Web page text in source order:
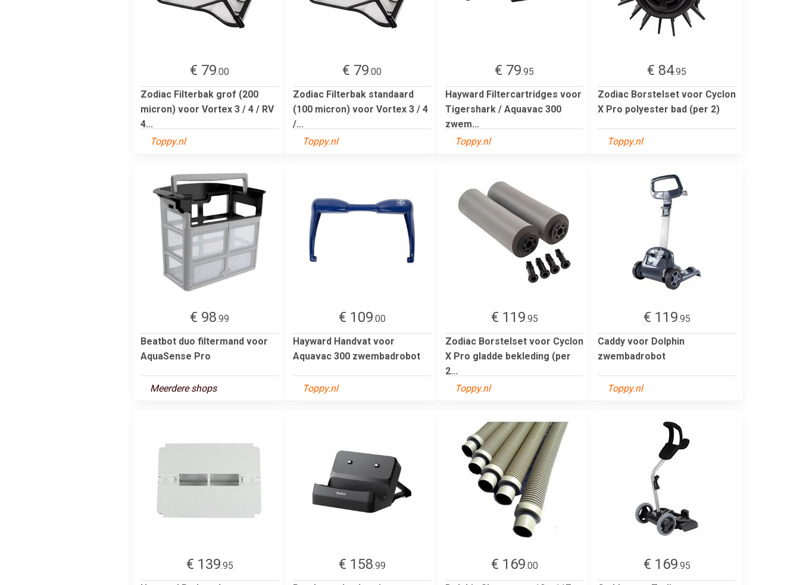
€ 79.00
Zodiac Filterbak grof (200
micron) voor Vortex 3 / 4 / RV
4...
Toppy.nl
€ 79.00
Zodiac Filterbak standaard
(100 micron) voor Vortex 3 / 4
/...
Toppy.nl
€ 79.95
Hayward Filtercartridges voor
Tigershark / Aquavac 300
zwem...
Toppy.nl
€ 84.95
Zodiac Borstelset voor Cyclon
X Pro polyester bad (per 2)
Toppy.nl
€ 98.99
Beatbot duo filtermand voor
AquaSense Pro
Meerdere shops
€ 109.00
Hayward Handvat voor
Aquavac 300 zwembadrobot
Toppy.nl
€ 119.95
Zodiac Borstelset voor Cyclon
X Pro gladde bekleding (per
2...
Toppy.nl
€ 119.95
Caddy voor Dolphin
zwembadrobot
Toppy.nl
€ 139.95
€ 158.99
€ 169.00
€ 169.95